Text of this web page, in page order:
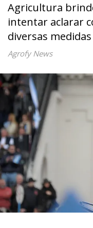
Agricultura
intentar aclarar
diversas
Agrofy News